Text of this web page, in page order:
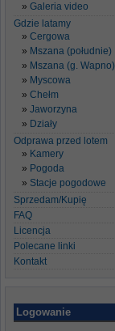
Galeria video
Gdzie latamy
Cergowa
Mszana (południe)
Mszana (g. Wapno)
Myscowa
Chełm
Jaworzyna
Działy
Odprawa przed lotem
Kamery
Pogoda
Stacje pogodowe
Sprzedam/Kupię
FAQ
Licencja
Polecane linki
Kontakt
Logowanie